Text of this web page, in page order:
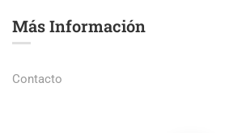
Más Información
Contacto